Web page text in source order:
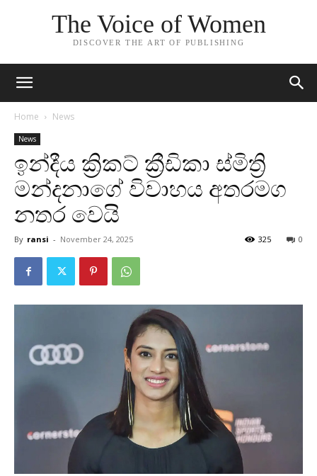
The Voice of Women
DISCOVER THE ART OF PUBLISHING
Home News
News
ඉන්දීය ක්‍රිකට් ක්‍රීඩිකා ස්මිත්‍රි
මන්දනාගේ විවාහය අතරමග
නතර වෙයි
By ransi - November 24, 2025 0
325